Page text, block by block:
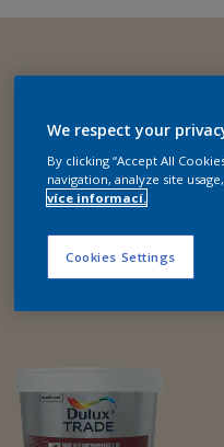
We respect your
By clicking “Accept All
navigation, analyze site
více informací.
Cookies Settings